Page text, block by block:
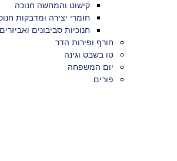
קישוט והמחשה חנוכה
חומרי יצירה ומדבקות חנוכה
חנוכיות סביבונים ואביזרים
חורף ופירות הדר
טו בשבט וגינה
יום המשפחה
פורים